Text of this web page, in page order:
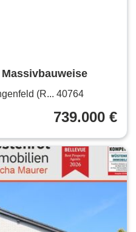
(R... 40764
739.000 €